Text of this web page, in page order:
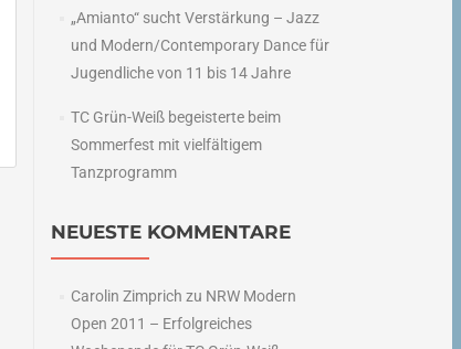
„Amianto“ sucht Verstärkung – Jazz
und Modern/Contemporary Dance für
Jugendliche von 11 bis 14 Jahre
TC Grün-Weiß begeisterte beim
Sommerfest mit vielfältigem
Tanzprogramm
NEUESTE KOMMENTARE
Carolin Zimprich zu NRW Modern
Open 2011 – Erfolgreiches